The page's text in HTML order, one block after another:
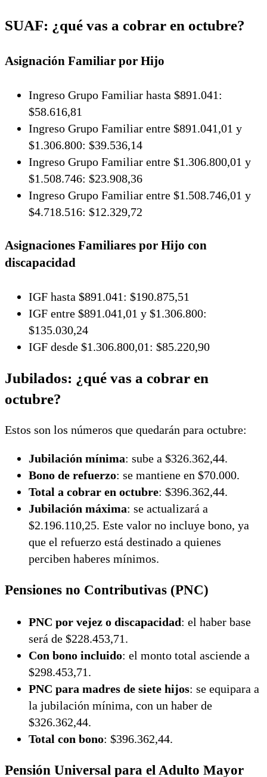
SUAF: ¿qué vas a cobrar en octubre?
Asignación Familiar por Hijo
Ingreso Grupo Familiar hasta $891.041:
$58.616,81
Ingreso Grupo Familiar entre $891.041,01 y
$1.306.800: $39.536,14
Ingreso Grupo Familiar entre $1.306.800,01 y
$1.508.746: $23.908,36
Ingreso Grupo Familiar entre $1.508.746,01 y
$4.718.516: $12.329,72
Asignaciones Familiares por Hijo con
discapacidad
IGF hasta $891.041: $190.875,51
IGF entre $891.041,01 y $1.306.800:
$135.030,24
IGF desde $1.306.800,01: $85.220,90
Jubilados: ¿qué vas a cobrar en
octubre?
Estos son los números que quedarán para octubre:
Jubilación mínima: sube a $326.362,44.
Bono de refuerzo: se mantiene en $70.000.
Total a cobrar en octubre: $396.362,44.
Jubilación máxima: se actualizará a
$2.196.110,25. Este valor no incluye bono, ya
que el refuerzo está destinado a quienes
perciben haberes mínimos.
Pensiones no Contributivas (PNC)
PNC por vejez o discapacidad: el haber base
será de $228.453,71.
Con bono incluido: el monto total asciende a
$298.453,71.
PNC para madres de siete hijos: se equipara a
la jubilación mínima, con un haber de
$326.362,44.
Total con bono: $396.362,44.
Pensión Universal para el Adulto Mayor